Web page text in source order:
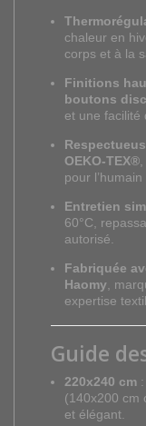
chaleur en
corps et à la
Finitions
boutons
et une facilité
OEKO-TEX®
pour
Entretien
60°C,
autorisé.
Fabriquée
Haomy ,
expertise
Guide
220x240 cm
(140x200 cm
et élégant.